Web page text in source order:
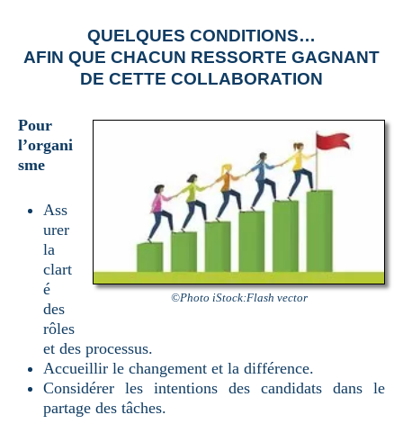
QUELQUES CONDITIONS…
AFIN QUE CHACUN RESSORTE GAGNANT
DE CETTE COLLABORATION
©Photo iStock:Flash vector
Pour
l’organi
sme
Ass
urer
la
clart
é
des
rôles
et des processus.
Accueillir le changement et la différence.
Considérer les intentions des candidats dans le
partage des tâches.